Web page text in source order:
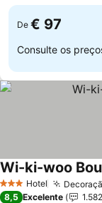
De € 97
Consulte os
3 EstrelasHotel
Wi-ki-woo
8,5 Excelente 1.582